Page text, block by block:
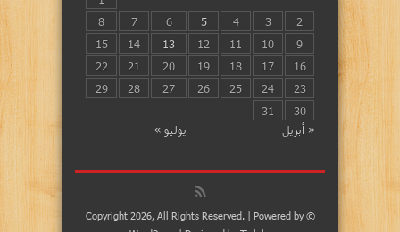
« أبريل يوليو »
2
3
4
5
6
7
8
9
10
11
12
13
14
15
16
17
18
19
20
21
22
23
24
25
26
27
28
29
30
31
© Copyright 2026, All Rights Reserved. | Powered by